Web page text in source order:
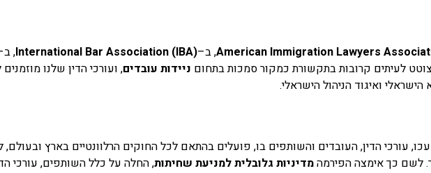
American Immigration Lawyers
,ב–
International Bar Association (IBA)
,ב
לעיתים קרובות בתקשורת כמקור סמכות בתחום ניידות עובדים, ועורכי הדין שלנו
ואיגוד הניהול הישראלי.
עכו, עורכי הדין, העובדים והשותפים בו, פועלים בהתאם לכל החוקים הרלוונטיים בארץ
לשם כך אימצה הפירמהמדיניות גלובלית למניעת שחיתות,החלה על כלל השותפים, עורכי